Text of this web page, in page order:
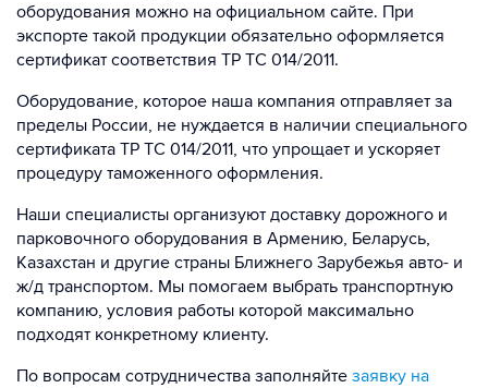
оборудования можно на официальном сайте. При
экспорте такой продукции обязательно оформляется
сертификат соответствия ТР ТС 014/2011.
Оборудование, которое наша компания отправляет за
пределы России, не нуждается в наличии специального
сертификата ТР ТС 014/2011, что упрощает и ускоряет
процедуру таможенного оформления.
Наши специалисты организуют доставку дорожного и
парковочного оборудования в Армению, Беларусь,
Казахстан и другие страны Ближнего Зарубежья авто- и
ж/д транспортом. Мы помогаем выбрать транспортную
компанию, условия работы которой максимально
подходят конкретному клиенту.
По вопросам сотрудничества заполняйте заявку на